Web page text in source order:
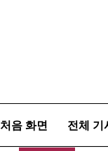
처음 화면 전체 기